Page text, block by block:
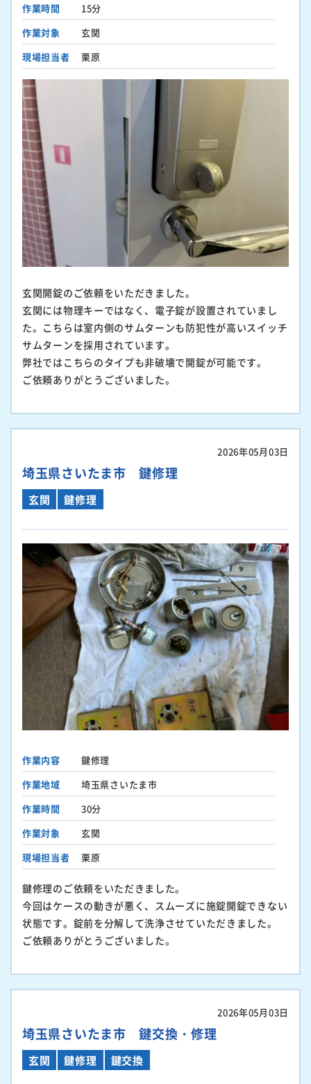
作業時間
15分
作業対象
玄関
現場担当者
栗原
玄関開錠のご依頼をいただきました。
玄関には物理キーではなく、電子錠が設置されていまし
た。こちらは室内側のサムターンも防犯性が高いスイッチ
サムターンを採用されています。
弊社ではこちらのタイプも非破壊で開錠が可能です。
ご依頼ありがとうございました。
2026年05月03日
埼玉県さいたま市 鍵修理
玄関 鍵修理
作業内容
鍵修理
作業地域
埼玉県さいたま市
作業時間
30分
作業対象
玄関
現場担当者
栗原
鍵修理のご依頼をいただきました。
今回はケースの動きが悪く、スムーズに施錠開錠できない
状態です。錠前を分解して洗浄させていただきました。
ご依頼ありがとうございました。
2026年05月03日
埼玉県さいたま市 鍵交換・修理
玄関 鍵修理 鍵交換